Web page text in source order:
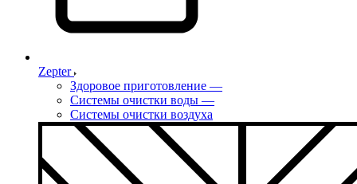
Zepter
Здоровое приготовление —
Системы очистки воды —
Системы очистки воздуха